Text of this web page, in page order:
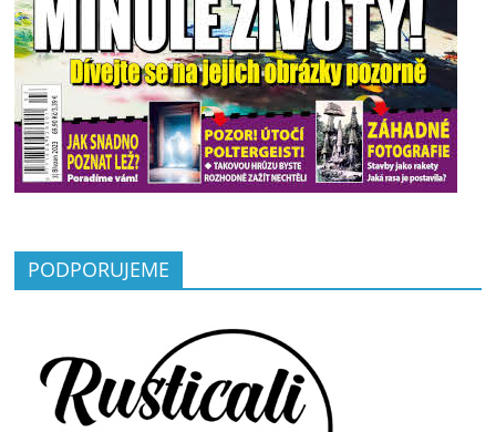
PODPORUJEME